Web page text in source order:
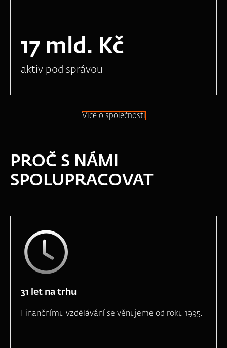
17 mld. Kč
aktiv pod správou
Více o společnosti
PROČ S NÁMI
SPOLUPRACOVAT
31 let na trhu
Finančnímu vzdělávání se věnujeme od roku 1995.